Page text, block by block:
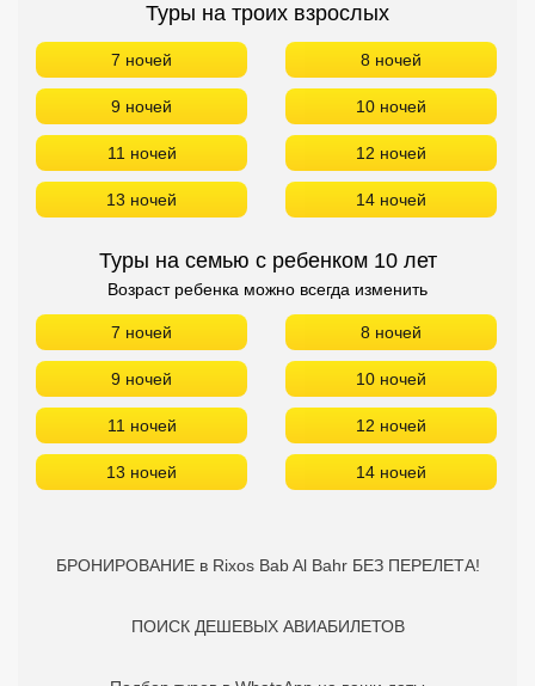
Туры на троих взрослых
7 ночей 8 ночей
9 ночей 10 ночей
11 ночей 12 ночей
13 ночей 14 ночей
Туры на семью с ребенком 10 лет
Возраст ребенка можно всегда изменить
7 ночей 8 ночей
9 ночей 10 ночей
11 ночей 12 ночей
13 ночей 14 ночей
БРОНИРОВАНИЕ в Rixos Bab Al Bahr БЕЗ ПЕРЕЛЕТА!
ПОИСК ДЕШЕВЫХ АВИАБИЛЕТОВ